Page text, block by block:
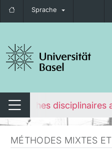
Sprache
umschalten
Navigation umschalten
approches disciplinaires